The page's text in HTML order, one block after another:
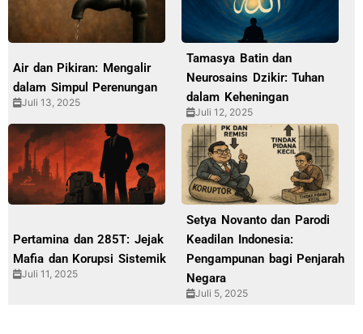
Air dan Pikiran: Mengalir
dalam Simpul Perenungan
Juli 13, 2025
Tamasya Batin dan
Neurosains Dzikir: Tuhan
dalam Keheningan
Juli 12, 2025
Pertamina dan 285T: Jejak
Mafia dan Korupsi Sistemik
Juli 11, 2025
Setya Novanto dan Parodi
Keadilan Indonesia:
Pengampunan bagi Penjarah
Negara
Juli 5, 2025